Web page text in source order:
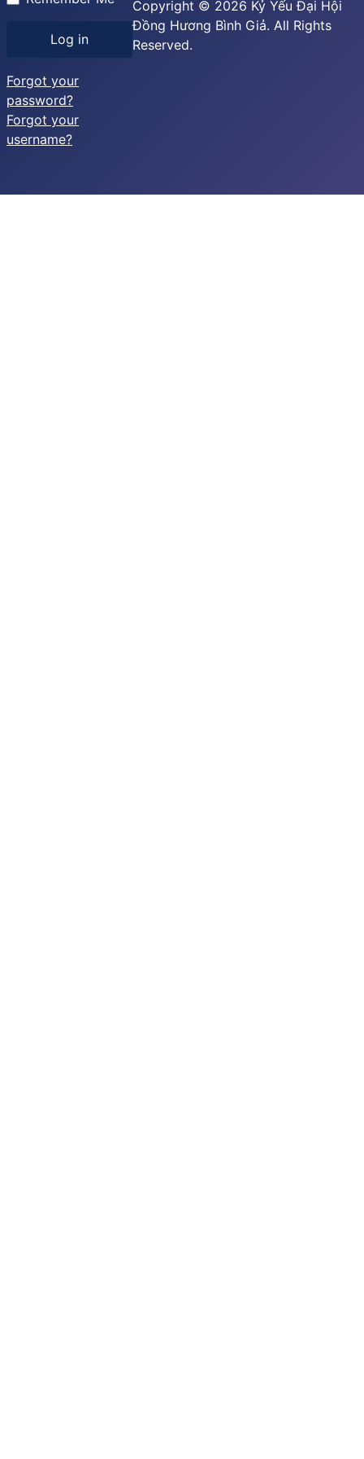
Log in
Forgot your
password?
Forgot your
username?
Copyright © 2026 Kỷ Yếu Đại Hội
Đồng Hương Bình Giả. All Rights
Reserved.